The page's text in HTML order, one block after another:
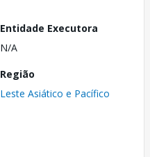
Entidade Executora
N/A
Região
Leste Asiático e Pacífico